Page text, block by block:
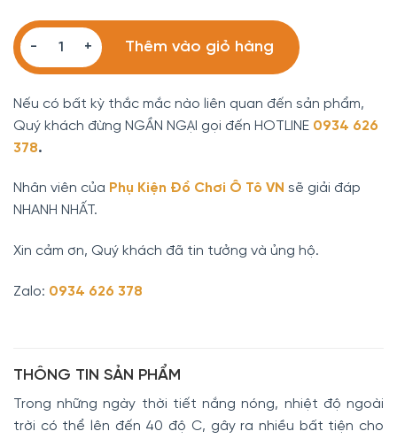
Ô che nắng kính lái oto bảo vệ nội thất xe hơi số lượng
Thêm vào giỏ hàng
Nếu có bất kỳ thắc mắc nào liên quan đến sản phẩm,
Quý khách đừng NGẦN NGẠI gọi đến HOTLINE 0934 626
378.
Nhân viên của Phụ Kiện Đồ Chơi Ô Tô VN sẽ giải đáp
NHANH NHẤT.
Xin cảm ơn, Quý khách đã tin tưởng và ủng hộ.
Zalo: 0934 626 378
THÔNG TIN SẢN PHẨM
Trong những ngày thời tiết nắng nóng, nhiệt độ ngoài
trời có thể lên đến 40 độ C, gây ra nhiều bất tiện cho